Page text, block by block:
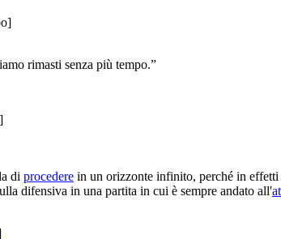
]
rimasti senza più tempo.”
]
di procedere in un orizzonte infinito, perché in
difensiva in una partita in cui è sempre andato all'